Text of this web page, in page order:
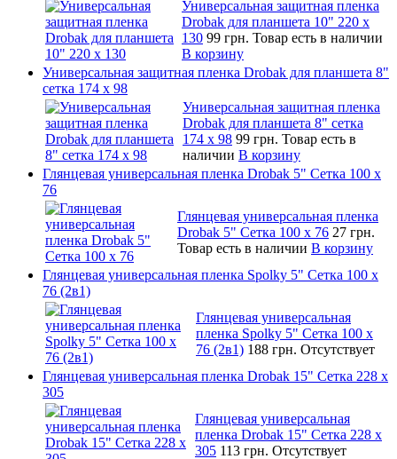
Универсальная защитная пленка
Drobak для планшета 10" 220 x
130 99 грн. Товар есть в наличии
В корзину
Универсальная защитная пленка Drobak для планшета 8"
сетка 174 x 98
Универсальная защитная пленка
Drobak для планшета 8" сетка
174 x 98 99 грн. Товар есть в
наличии В корзину
Глянцевая универсальная пленка Drobak 5" Сетка 100 x
76
Глянцевая универсальная пленка
Drobak 5" Сетка 100 x 76 27 грн.
Товар есть в наличии В корзину
Глянцевая универсальная пленка Spolky 5" Сетка 100 x
76 (2в1)
Глянцевая универсальная
пленка Spolky 5" Сетка 100 x
76 (2в1) 188 грн. Отсутствует
Глянцевая универсальная пленка Drobak 15" Сетка 228 x
305
Глянцевая универсальная
пленка Drobak 15" Сетка 228 x
305 113 грн. Отсутствует